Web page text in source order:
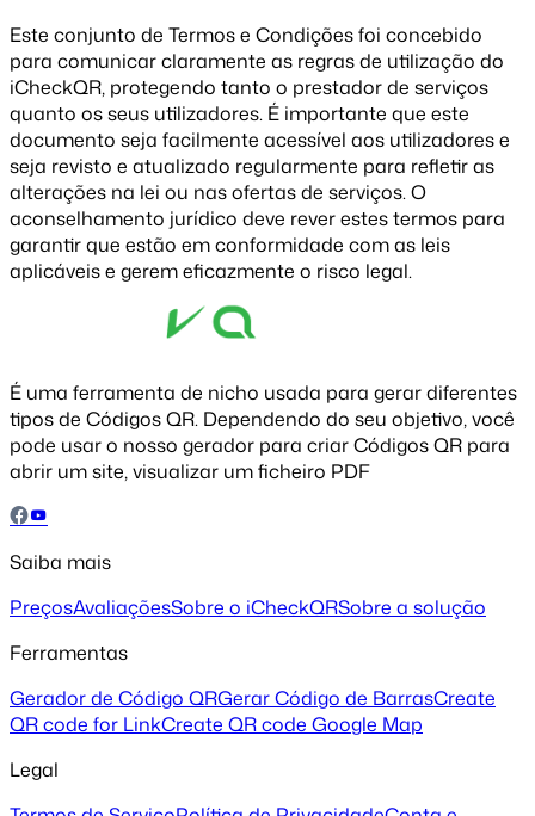
Este conjunto de Termos e Condições foi concebido
para comunicar claramente as regras de utilização do
iCheckQR, protegendo tanto o prestador de serviços
quanto os seus utilizadores. É importante que este
documento seja facilmente acessível aos utilizadores e
seja revisto e atualizado regularmente para refletir as
alterações na lei ou nas ofertas de serviços. O
aconselhamento jurídico deve rever estes termos para
garantir que estão em conformidade com as leis
aplicáveis e gerem eficazmente o risco legal.
É uma ferramenta de nicho usada para gerar diferentes
tipos de Códigos QR. Dependendo do seu objetivo, você
pode usar o nosso gerador para criar Códigos QR para
abrir um site, visualizar um ficheiro PDF
Saiba mais
PreçosAvaliaçõesSobre o iCheckQRSobre a solução
Ferramentas
Gerador de Código QRGerar Código de BarrasCreate
QR code for LinkCreate QR code Google Map
Legal